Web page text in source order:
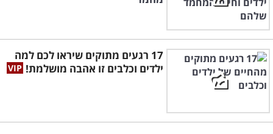
17 רגעים מתוקים שיראו לכם למה
ילדים וכלבים זו אהבה מושלמת!